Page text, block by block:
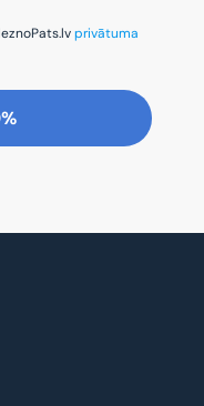
privātuma